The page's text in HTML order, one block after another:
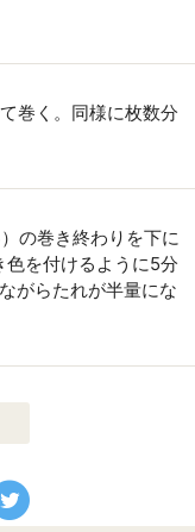
巻く。同様に枚数分
の巻き終わりを下に
色を付けるように5分
がらたれが半量にな
でシェアする